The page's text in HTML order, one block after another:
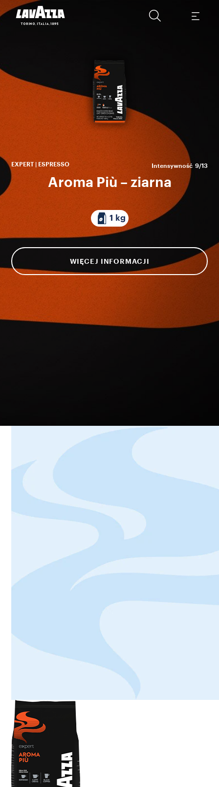
EXPERT | ESPRESSO Intensywność 9/13
Aroma Più – ziarna
1 kg
WIĘCEJ INFORMACJI